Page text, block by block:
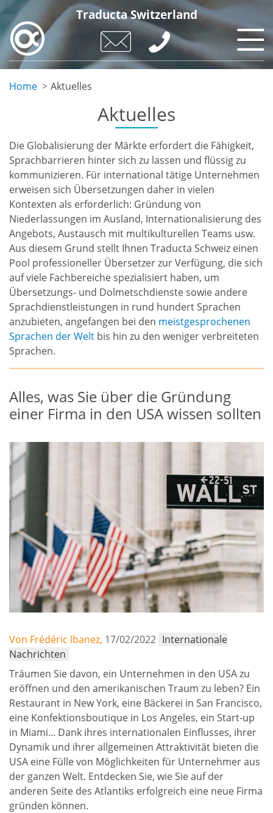
Skip
main
content
Traducta Switzerland
Home Aktuelles
Aktuelles
Die Globalisierung der Märkte erfordert die Fähigkeit,
Sprachbarrieren hinter sich zu lassen und flüssig zu
kommunizieren. Für international tätige Unternehmen
erweisen sich Übersetzungen daher in vielen
Kontexten als erforderlich: Gründung von
Niederlassungen im Ausland, Internationalisierung des
Angebots, Austausch mit multikulturellen Teams usw.
Aus diesem Grund stellt Ihnen Traducta Schweiz einen
Pool professioneller Übersetzer zur Verfügung, die sich
auf viele Fachbereiche spezialisiert haben, um
Übersetzungs- und Dolmetschdienste sowie andere
Sprachdienstleistungen in rund hundert Sprachen
anzubieten, angefangen bei den meistgesprochenen
Sprachen der Welt bis hin zu den weniger verbreiteten
Sprachen.
Alles, was Sie über die Gründung
einer Firma in den USA wissen sollten
Von Frédéric Ibanez, 17/02/2022 Internationale
Nachrichten
Träumen Sie davon, ein Unternehmen in den USA zu
eröffnen und den amerikanischen Traum zu leben? Ein
Restaurant in New York, eine Bäckerei in San Francisco,
eine Konfektionsboutique in Los Angeles, ein Start-up
in Miami... Dank ihres internationalen Einflusses, ihrer
Dynamik und ihrer allgemeinen Attraktivität bieten die
USA eine Fülle von Möglichkeiten für Unternehmer aus
der ganzen Welt. Entdecken Sie, wie Sie auf der
anderen Seite des Atlantiks erfolgreich eine neue Firma
gründen können.